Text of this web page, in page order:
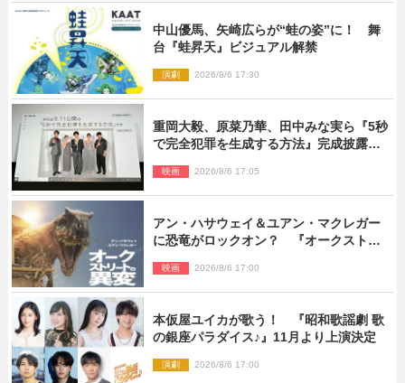
中山優馬、矢崎広らが“蛙の姿”に！ 舞
台『蛙昇天』ビジュアル解禁
演劇 2026/8/6 17:30
重岡大毅、原菜乃華、田中みな実ら『5秒
で完全犯罪を生成する方法』完成披露に
映画 2026/8/6 17:05
アン・ハサウェイ＆ユアン・マクレガー
に恐竜がロックオン？ 『オークストリ
解禁
映画 2026/8/6 17:00
本仮屋ユイカが歌う！ 『昭和歌謡劇 歌
の銀座パラダイス♪』11月より上演決定
演劇 2026/8/6 17:00